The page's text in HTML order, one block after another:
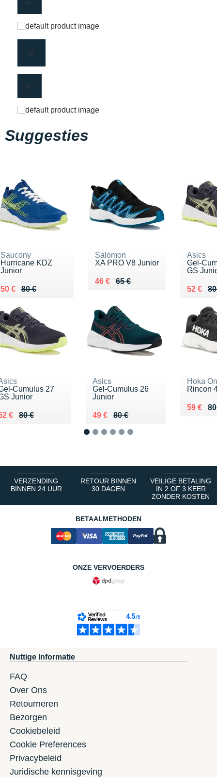
Suggesties
Saucony
Hurricane KDZ
Junior
80 €
Au lieu de 80 €
50 €
Vendu 50 €
Salomon
XA PRO V8 Junior
65 €
Au lieu de 65 €
46 €
Vendu 46 €
Asics
Gel-
GS
Au lieu
52 €
Vendu
Cumulus 27
Junior
80 €
lieu de 80 €
€ 52 €
Asics
Gel-Cumulus 26
Junior
80 €
Au lieu de 80 €
49 €
Vendu 49 €
Hoka
Rincon
Au lieu
59 €
Vendu
VERZENDING
BINNEN 24 UUR
RETOUR BINNEN
30 DAGEN
VEILIGE BETALING
IN 2 OF 3 KEER
ZONDER KOSTEN
BETAALMETHODEN
ONZE VERVOERDERS
Nuttige Informatie
FAQ
Over Ons
Retourneren
Bezorgen
Cookiebeleid
Cookie Preferences
Privacybeleid
Juridische kennisgeving